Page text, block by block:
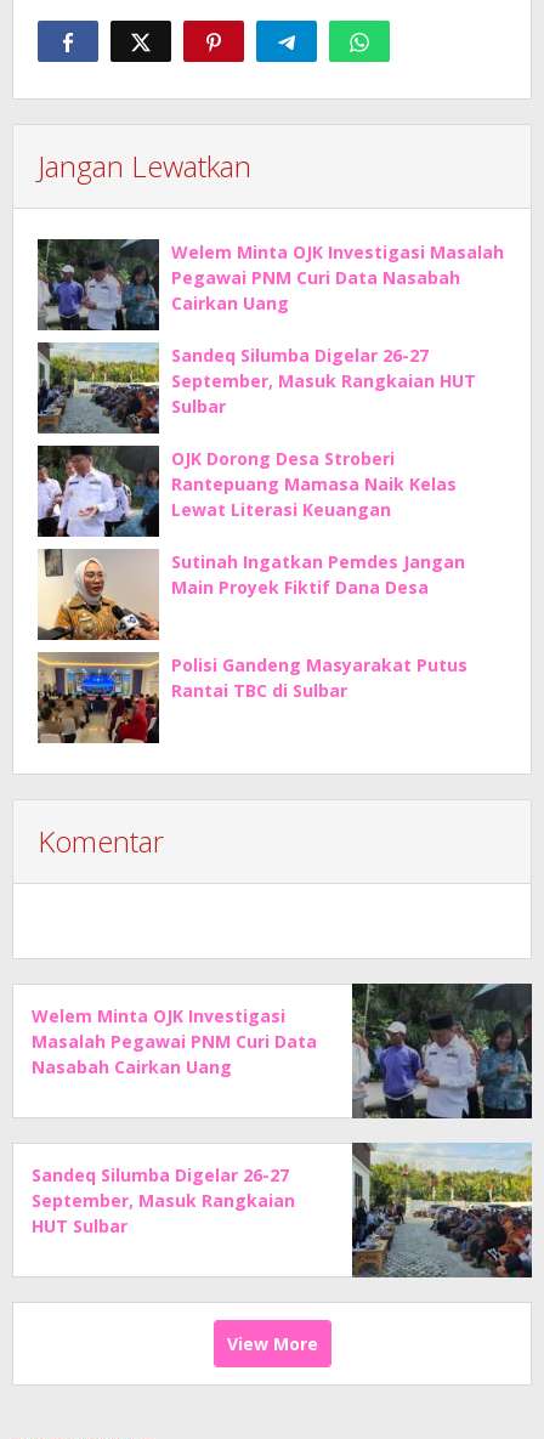
Jangan Lewatkan
Welem Minta OJK Investigasi Masalah
Pegawai PNM Curi Data Nasabah
Cairkan Uang
Sandeq Silumba Digelar 26-27
September, Masuk Rangkaian HUT
Sulbar
OJK Dorong Desa Stroberi
Rantepuang Mamasa Naik Kelas
Lewat Literasi Keuangan
Sutinah Ingatkan Pemdes Jangan
Main Proyek Fiktif Dana Desa
Polisi Gandeng Masyarakat Putus
Rantai TBC di Sulbar
Komentar
Welem Minta OJK Investigasi
Masalah Pegawai PNM Curi Data
Nasabah Cairkan Uang
Sandeq Silumba Digelar 26-27
September, Masuk Rangkaian
HUT Sulbar
View More